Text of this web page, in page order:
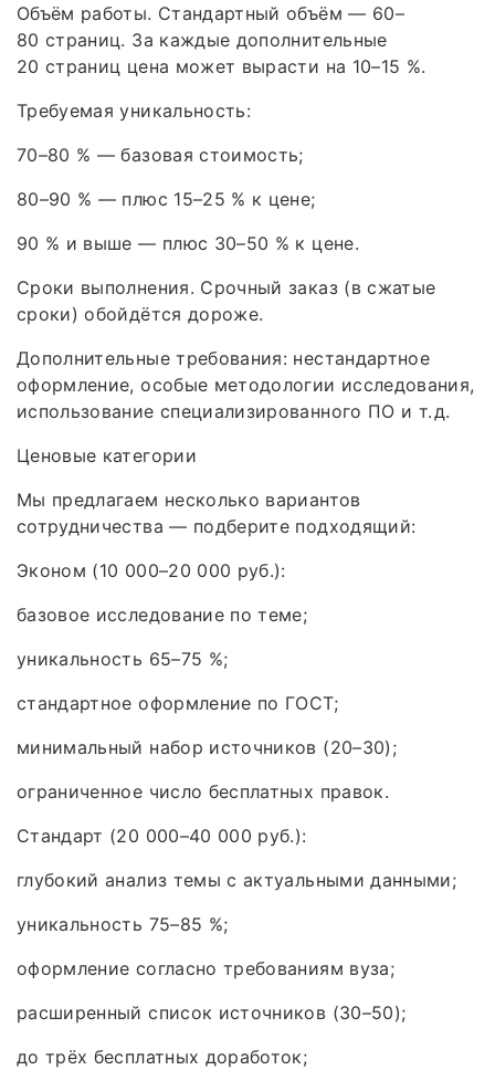
Объём работы. Стандартный объём — 60–
80 страниц. За каждые дополнительные
20 страниц цена может вырасти на 10–15 %.
Требуемая уникальность:
70–80 % — базовая стоимость;
80–90 % — плюс 15–25 % к цене;
90 % и выше — плюс 30–50 % к цене.
Сроки выполнения. Срочный заказ (в сжатые
сроки) обойдётся дороже.
Дополнительные требования: нестандартное
оформление, особые методологии исследования,
использование специализированного ПО и т. д.
Ценовые категории
Мы предлагаем несколько вариантов
сотрудничества — подберите подходящий:
Эконом (10 000–20 000 руб.):
базовое исследование по теме;
уникальность 65–75 %;
стандартное оформление по ГОСТ;
минимальный набор источников (20–30);
ограниченное число бесплатных правок.
Стандарт (20 000–40 000 руб.):
глубокий анализ темы с актуальными данными;
уникальность 75–85 %;
оформление согласно требованиям вуза;
расширенный список источников (30–50);
до трёх бесплатных доработок;